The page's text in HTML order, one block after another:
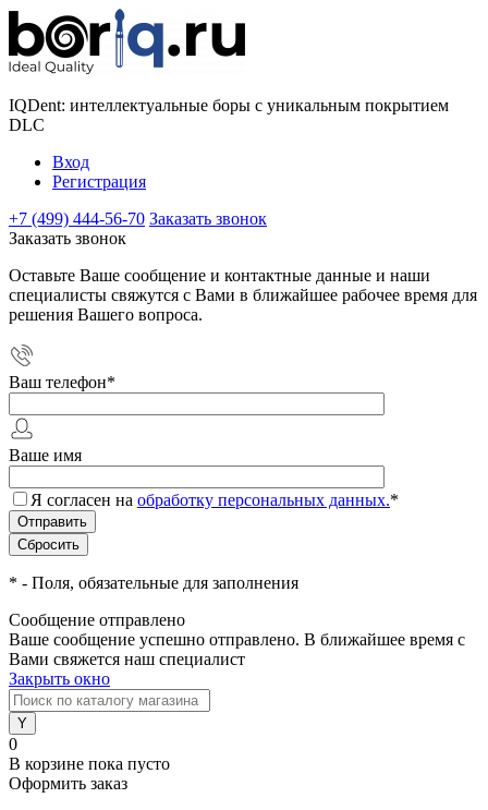
IQDent: интеллектуальные боры с уникальным покрытием
DLC
Вход
Регистрация
+7 (499) 444-56-70 Заказать звонок
Заказать звонок
Оставьте Ваше сообщение и контактные данные и наши
специалисты свяжутся с Вами в ближайшее рабочее время для
решения Вашего вопроса.
Ваш телефон*
Ваше имя
Я согласен на обработку персональных данных.*
* - Поля, обязательные для заполнения
Сообщение отправлено
Ваше сообщение успешно отправлено. В ближайшее время с
Вами свяжется наш специалист
Закрыть окно
0
В корзине пока пусто
Оформить заказ